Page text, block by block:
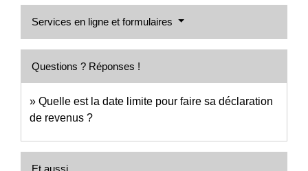
Services en ligne et formulaires
Questions ? Réponses !
Quelle est la date limite pour faire sa déclaration
de revenus ?
Et aussi